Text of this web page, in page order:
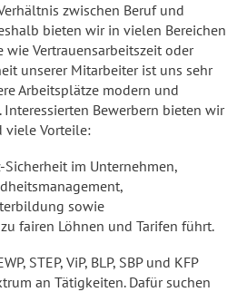
zwischen Beruf und
bieten wir in vielen Bereichen
Vertrauensarbeitszeit oder
unserer Mitarbeiter ist uns sehr
Arbeitsplätze modern und
Bewerbern bieten wir
viele Vorteile:
im Unternehmen,
sowie
fairen Löhnen und Tarifen führt.
STEP, ViP, BLP, SBP und KFP
an Tätigkeiten. Dafür suchen